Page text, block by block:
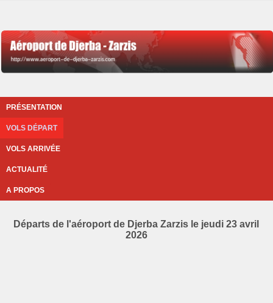
PRÉSENTATION
VOLS DÉPART
VOLS ARRIVÉE
ACTUALITÉ
A PROPOS
Départs de l'aéroport de Djerba Zarzis le jeudi 23 avril
2026